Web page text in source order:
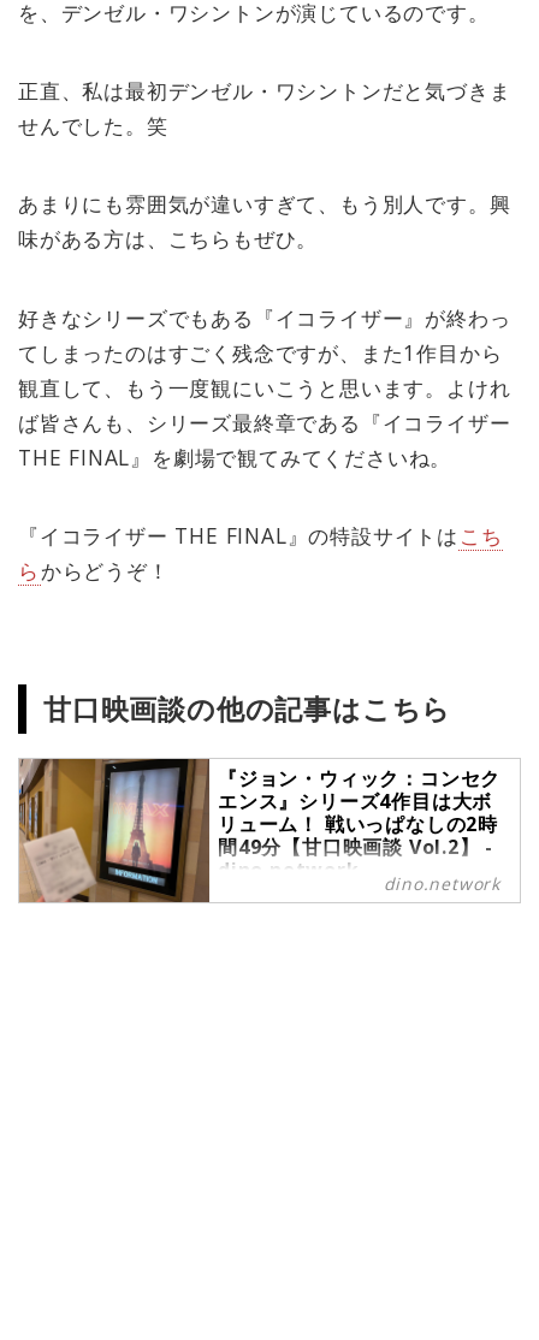
を、デンゼル・ワシントンが演じているのです。
正直、私は最初デンゼル・ワシントンだと気づきま
せんでした。笑
あまりにも雰囲気が違いすぎて、もう別人です。興
味がある方は、こちらもぜひ。
好きなシリーズでもある『イコライザー』が終わっ
てしまったのはすごく残念ですが、また1作目から
観直して、もう一度観にいこうと思います。よけれ
ば皆さんも、シリーズ最終章である『イコライザー
THE FINAL』を劇場で観てみてくださいね。
『イコライザー THE FINAL』の特設サイトは こち
ら からどうぞ！
甘口映画談の他の記事はこちら
『ジョン・ウィック：コンセク
エンス』シリーズ4作目は大ボ
リューム！ 戦いっぱなしの2時
間49分【甘口映画談 Vol.2】 -
dino.network
次に観たい映画から実際に観た映画
dino.network